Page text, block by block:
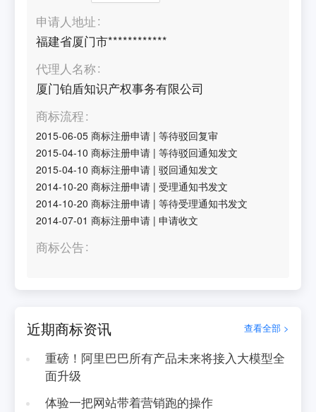
申请人地址
福建省厦门市************
代理人名称
厦门铂盾知识产权事务有限公司
商标流程
2015-06-05 商标注册申请 |等待驳回复审
2015-04-10 商标注册申请 |等待驳回通知发文
2015-04-10 商标注册申请 |驳回通知发文
2014-10-20 商标注册申请 |受理通知书发文
2014-10-20 商标注册申请 |等待受理通知书发文
2014-07-01 商标注册申请 |申请收文
商标公告
近期商标资讯 查看全部 >
重磅！阿里巴巴所有产品未来将接入大模型全
面升级
体验一把网站带着营销跑的操作